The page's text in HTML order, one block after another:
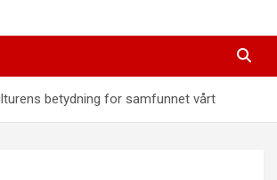
betydning for samfunnet vårt